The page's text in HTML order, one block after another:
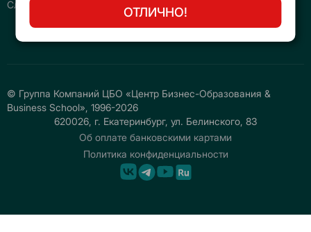
Словарь бизнес-терминов
© Группа Компаний ЦБО «Центр Бизнес-Образования &
Business School», 1996-2026
620026, г. Екатеринбург, ул. Белинского, 83
Об оплате банковскими картами
Политика конфиденциальности
ОТЛИЧНО!